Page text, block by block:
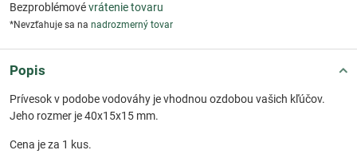
Bezproblémovévrátenie tovaru
*Nevzťahuje sa na nadrozmerný tovar
Popis
Prívesok v podobe vodováhy je vhodnou ozdobou vašich kľúčov.
Jeho rozmer je 40x15x15 mm.
Cena je za 1 kus.